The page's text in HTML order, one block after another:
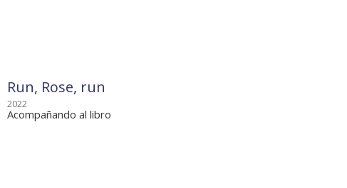
Run, Rose, run
2022
Acompañando al libro